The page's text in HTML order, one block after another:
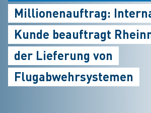
Millionenauftrag:
Kunde beauftragt
der Lieferung von
Flugabwehrsystemen